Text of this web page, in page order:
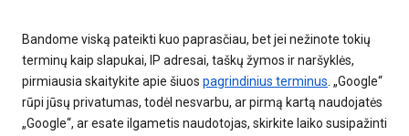
Bandome viską pateikti kuo paprasčiau, bet jei nežinote tokių
terminų kaip slapukai, IP adresai, taškų žymos ir naršyklės,
pirmiausia skaitykite apie šiuos pagrindinius terminus. „Google“
rūpi jūsų privatumas, todėl nesvarbu, ar pirmą kartą naudojatės
„Google“, ar esate ilgametis naudotojas, skirkite laiko susipažinti